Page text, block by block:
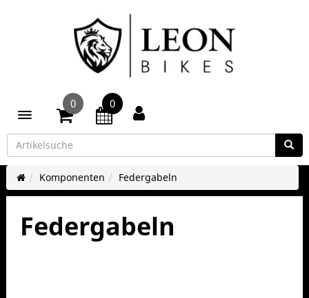
Toggle navigation
0 0
Komponenten Federgabeln
Federgabeln